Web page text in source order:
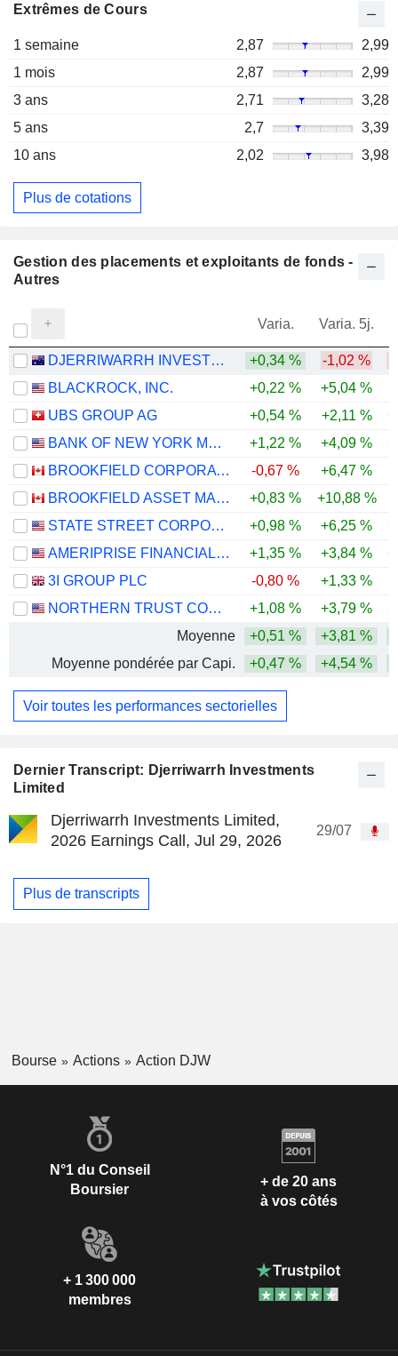
Dernier Transcript: Djerriwarrh Investments
Limited
Djerriwarrh Investments Limited,
2026 Earnings Call, Jul 29, 2026
29/07
Plus de transcripts
Extrêmes de Cours
1 semaine 2,87
2,99
1 mois
2,87
2,99
3 ans
2,71
3,28
5 ans
2,7
3,39
10 ans
2,02 3,98
Plus de cotations
Gestion des placements et exploitants de fonds -
Autres
Varia. Varia. 5j.
DJERRIWARRH INVESTMENTS LIMITED +0,34 % -1,02 %
BLACKROCK, INC.
+0,22 % +5,04 %
UBS GROUP AG
+0,54 % +2,11 %
BANK OF NEW YORK MELLON CORPORATION (THE)
+1,22 % +4,09 %
BROOKFIELD CORPORATION
-0,67 % +6,47 %
BROOKFIELD ASSET MANAGEMENT LTD.
+0,83 % +10,88 %
STATE STREET CORPORATION
+0,98 % +6,25 %
AMERIPRISE FINANCIAL, INC.
+1,35 % +3,84 %
3I GROUP PLC
-0,80 % +1,33 %
NORTHERN TRUST CORPORATION
+1,08 % +3,79 %
Moyenne
+0,51 % +3,81 %
Moyenne pondérée par Capi.
+0,47 % +4,54 %
Voir toutes les performances sectorielles
Bourse Actions Action DJW
N°1 du Conseil
Boursier
+ de 20 ans
à vos côtés
+ 1 300 000
membres